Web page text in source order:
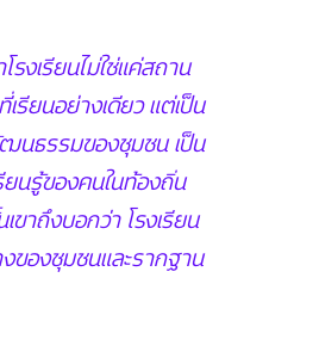
รงเรียนไม่ใช่แค่สถาน
รียนอย่างเดียว แต่เป็น
นธรรมของชุมชน เป็น
นรู้ของคนในท้องถิ่น
เขาถึงบอกว่า โรงเรียน
ของชุมชนและรากฐาน